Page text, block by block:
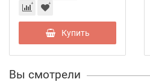
Купить
Вы смотрели